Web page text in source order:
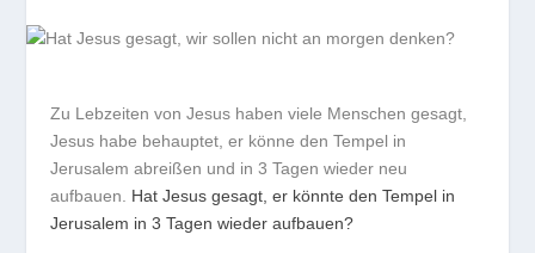
Zu Lebzeiten von Jesus haben viele Menschen gesagt,
Jesus habe behauptet, er könne den Tempel in
Jerusalem abreißen und in 3 Tagen wieder neu
aufbauen. Hat Jesus gesagt, er könnte den Tempel in
Jerusalem in 3 Tagen wieder aufbauen?